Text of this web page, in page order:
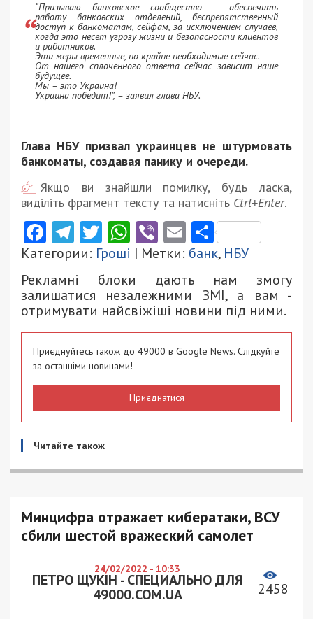
“Призываю банковское сообщество – обеспечить
работу банковских отделений, беспрепятственный
доступ к банкоматам, сейфам, за исключением случаев,
когда это несет угрозу жизни и безопасности клиентов
и работников.
Эти меры временные, но крайне необходимые сейчас.
От нашего сплоченного ответа сейчас зависит наше
будущее.
Мы – это Украина!
Украина победит!”, – заявил глава НБУ.
Глава НБУ призвал украинцев не штурмовать
банкоматы, создавая панику и очереди.
Якщо ви знайшли помилку, будь ласка,
виділіть фрагмент тексту та натисніть Ctrl+Enter.
Facebook
Telegram
Twitter
WhatsApp
ViberEmail
Категории: Гроші | Метки: банк, НБУ
Рекламні блоки дають нам змогу
залишатися незалежними ЗМІ, а вам -
отримувати найсвіжіші новини під ними.
Приєднуйтесь також до 49000 в Google News. Слідкуйте
за останніми новинами!
Приєднатися
Читайте також
Минцифра отражает кибератаки, ВСУ
сбили шестой вражеский самолет
24/02/2022 - 10:33
ПЕТРО ЩУКІН - СПЕЦИАЛЬНО ДЛЯ
49000.COM.UA
2458